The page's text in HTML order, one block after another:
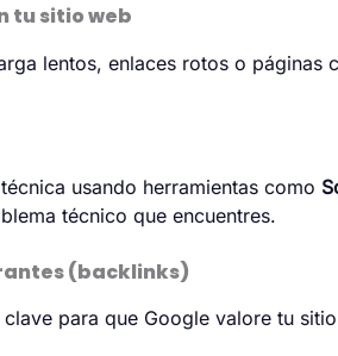
tu sitio web
lentos, enlaces rotos o
usando herramientas como
técnico que encuentres.
(backlinks)
para que Google valore tu